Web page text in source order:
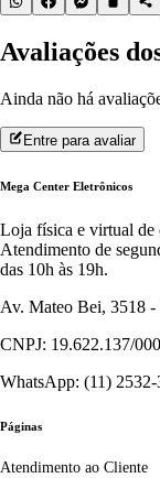
Avaliações
Ainda não há
Entre para avaliar
Mega Center Eletrônicos
Loja física e virtual de
Atendimento de
das 10h às 19h.
Av. Mateo Bei, 3518 -
CNPJ: 19.622.137/
WhatsApp: (11) 2532-
Páginas
Atendimento ao Cliente